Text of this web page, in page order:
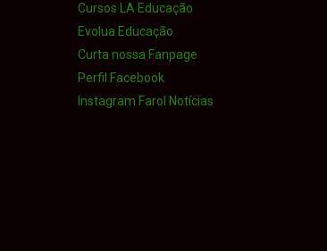
Cursos LA Educação
Evolua Educação
Curta nossa Fanpage
Perfil Facebook
Instagram Farol Notícias